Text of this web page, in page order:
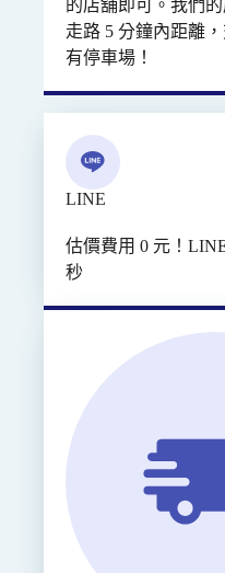
的店舖即可。我們
走路 5 分鐘內距離
有停車場！
LINE
估價費用 0 元！
秒